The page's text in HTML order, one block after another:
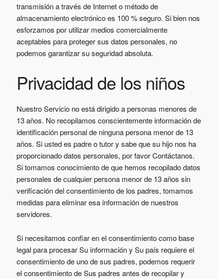
transmisión a través de Internet o método de
almacenamiento electrónico es 100 % seguro. Si bien nos
esforzamos por utilizar medios comercialmente
aceptables para proteger sus datos personales, no
podemos garantizar su seguridad absoluta.
Privacidad de los niños
Nuestro Servicio no está dirigido a personas menores de
13 años. No recopilamos conscientemente información de
identificación personal de ninguna persona menor de 13
años. Si usted es padre o tutor y sabe que su hijo nos ha
proporcionado datos personales, por favor Contáctanos.
Si tomamos conocimiento de que hemos recopilado datos
personales de cualquier persona menor de 13 años sin
verificación del consentimiento de los padres, tomamos
medidas para eliminar esa información de nuestros
servidores.
Si necesitamos confiar en el consentimiento como base
legal para procesar Su información y Su país requiere el
consentimiento de uno de sus padres, podemos requerir
el consentimiento de Sus padres antes de recopilar y